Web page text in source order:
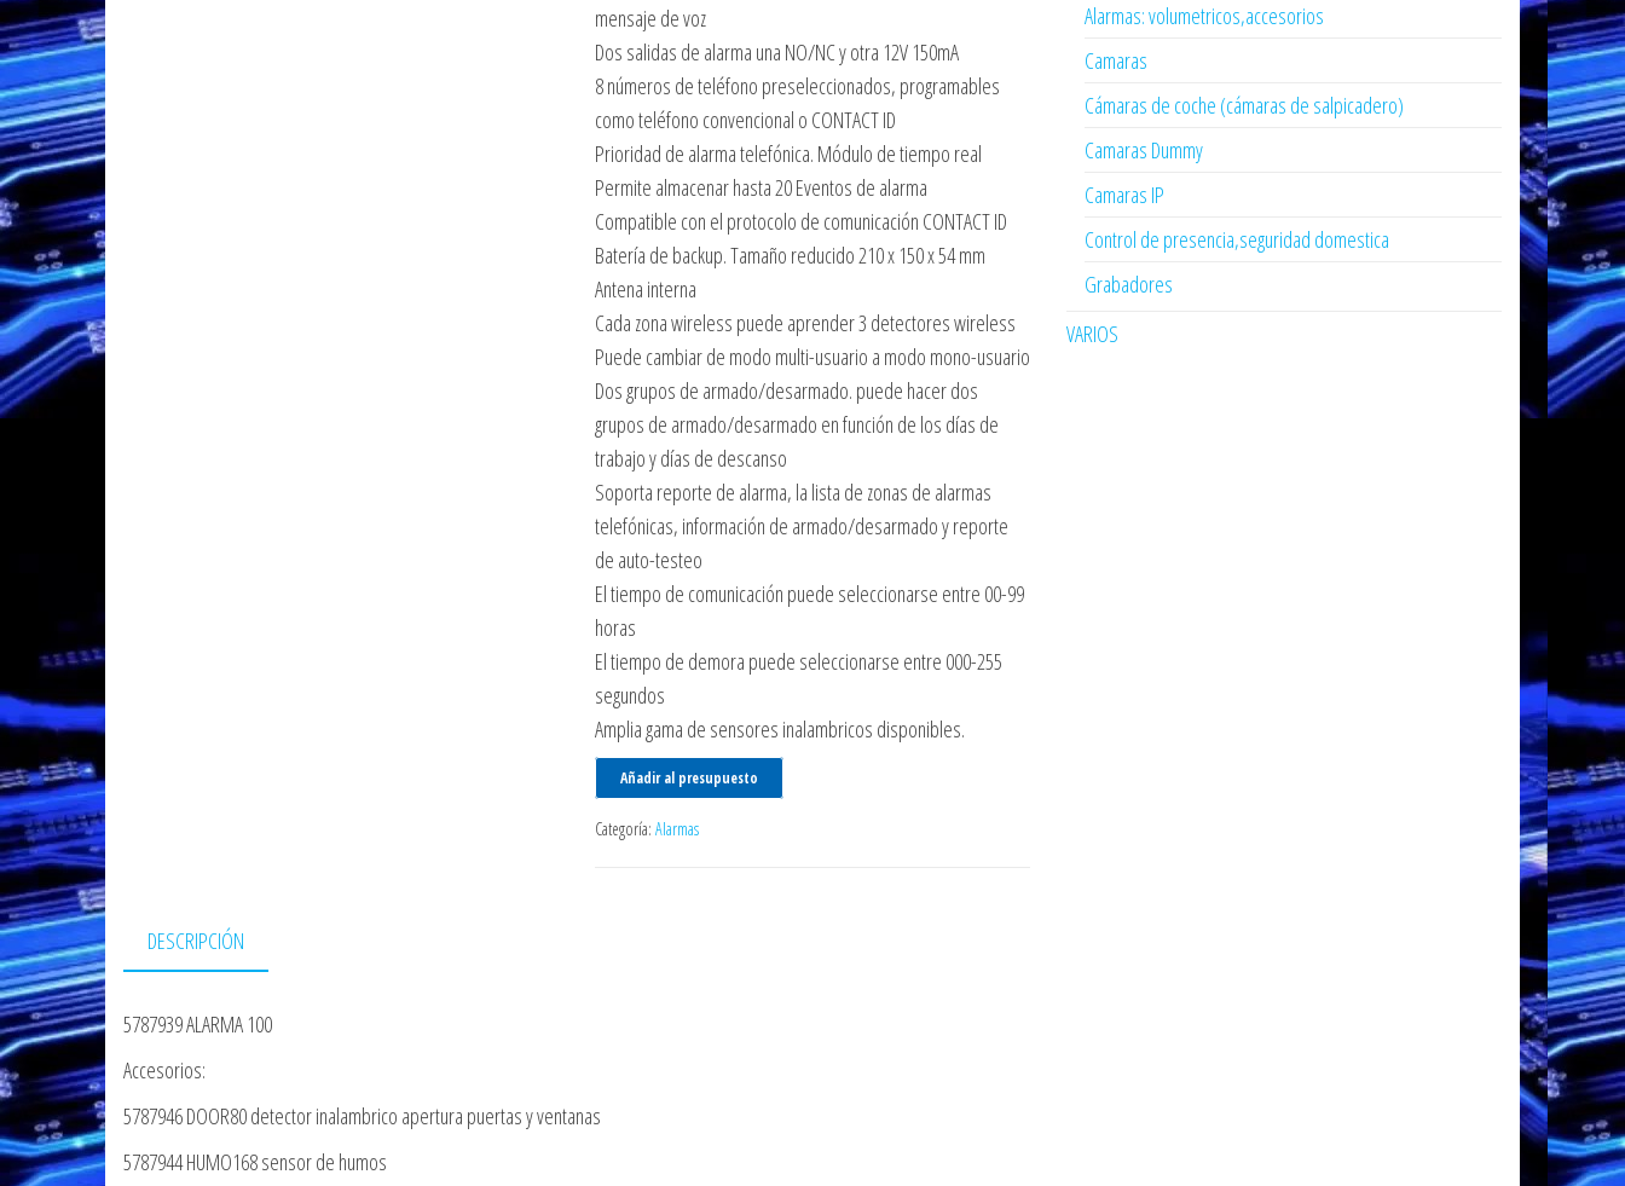
mensaje de voz
Dos salidas de alarma una NO/NC y otra 12V 150mA
8 números de teléfono preseleccionados, programables
como teléfono convencional o CONTACT ID
Prioridad de alarma telefónica. Módulo de tiempo real
Permite almacenar hasta 20 Eventos de alarma
Compatible con el protocolo de comunicación CONTACT ID
Batería de backup. Tamaño reducido 210 x 150 x 54 mm
Antena interna
Cada zona wireless puede aprender 3 detectores wireless
Puede cambiar de modo multi-usuario a modo mono-usuario
Dos grupos de armado/desarmado. puede hacer dos
grupos de armado/desarmado en función de los días de
trabajo y días de descanso
Soporta reporte de alarma, la lista de zonas de alarmas
telefónicas, información de armado/desarmado y reporte
de auto-testeo
El tiempo de comunicación puede seleccionarse entre 00-99
horas
El tiempo de demora puede seleccionarse entre 000-255
segundos
Amplia gama de sensores inalambricos disponibles.
Añadir al presupuesto
Categoría: Alarmas
DESCRIPCIÓN
5787939 ALARMA 100
Accesorios:
5787946 DOOR80 detector inalambrico apertura puertas y ventanas
5787944 HUMO168 sensor de humos
Alarmas: volumetricos,accesorios
Camaras
Cámaras de coche (cámaras de salpicadero)
Camaras Dummy
Camaras IP
Control de presencia,seguridad domestica
Grabadores
VARIOS